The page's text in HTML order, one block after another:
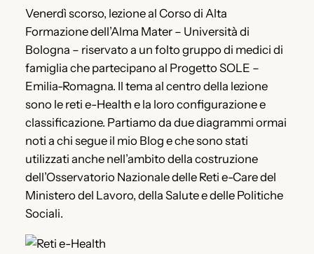
Venerdì scorso, lezione al Corso di Alta
Formazione dell’Alma Mater – Università di
Bologna – riservato a un folto gruppo di medici di
famiglia che partecipano al Progetto SOLE –
Emilia-Romagna. Il tema al centro della lezione
sono le reti e-Health e la loro configurazione e
classificazione. Partiamo da due diagrammi ormai
noti a chi segue il mio Blog e che sono stati
utilizzati anche nell’ambito della costruzione
dell’Osservatorio Nazionale delle Reti e-Care del
Ministero del Lavoro, della Salute e delle Politiche
Sociali.